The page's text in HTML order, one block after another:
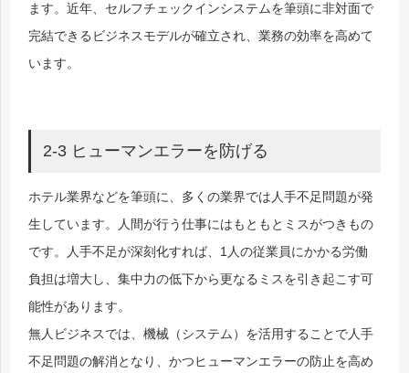
ます。近年、セルフチェックインシステムを筆頭に非対面で
完結できるビジネスモデルが確立され、業務の効率を高めて
います。
2-3 ヒューマンエラーを防げる
ホテル業界などを筆頭に、多くの業界では人手不足問題が発
生しています。人間が行う仕事にはもともとミスがつきもの
です。人手不足が深刻化すれば、1人の従業員にかかる労働
負担は増大し、集中力の低下から更なるミスを引き起こす可
能性があります。
無人ビジネスでは、機械（システム）を活用することで人手
不足問題の解消となり、かつヒューマンエラーの防止を高め